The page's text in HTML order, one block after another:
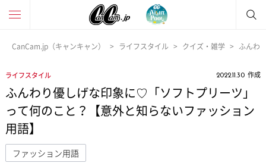
CanCam.jp（キャンキャン） ライフスタイル クイズ・雑学 ふんわ
ライフスタイル 2022.11.30 作成
ふんわり優しげな印象に♡「ソフトプリーツ」
って何のこと？【意外と知らないファッション
用語】
ファッション用語